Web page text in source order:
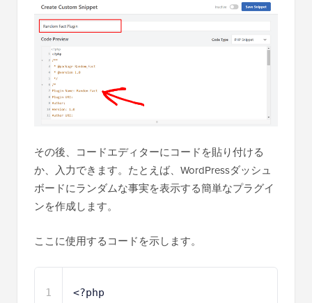
その後、コードエディターにコードを貼り付ける
か、入力できます。たとえば、WordPressダッシュ
ボードにランダムな事実を表示する簡単なプラグイ
ンを作成します。
ここに使用するコードを示します。
1
<?php